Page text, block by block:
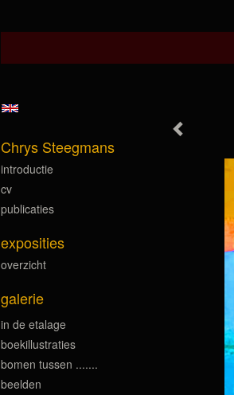
Chrys Steegmans
introductie
cv
publicaties
exposities
overzicht
galerie
in de etalage
boekillustraties
bomen tussen .......
beelden